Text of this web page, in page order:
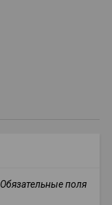
Обязательные поля